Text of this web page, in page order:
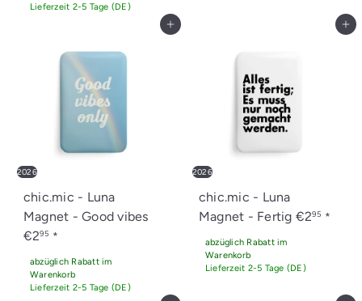
Lieferzeit 2-5 Tage (DE)
In den Einkaufswagen legen
2026
chic.mic - Luna
Magnet - Good vibes
€295 *
abzüglich Rabatt im
Warenkorb
Lieferzeit 2-5 Tage (DE)
In den Einkaufswagen legen
2026
chic.mic - Luna
Magnet - Fertig €295 *
abzüglich Rabatt im
Warenkorb
Lieferzeit 2-5 Tage (DE)